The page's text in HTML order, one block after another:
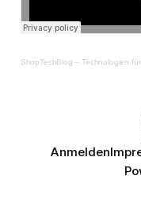
ShopTechBlog – Technologien
Anmelden